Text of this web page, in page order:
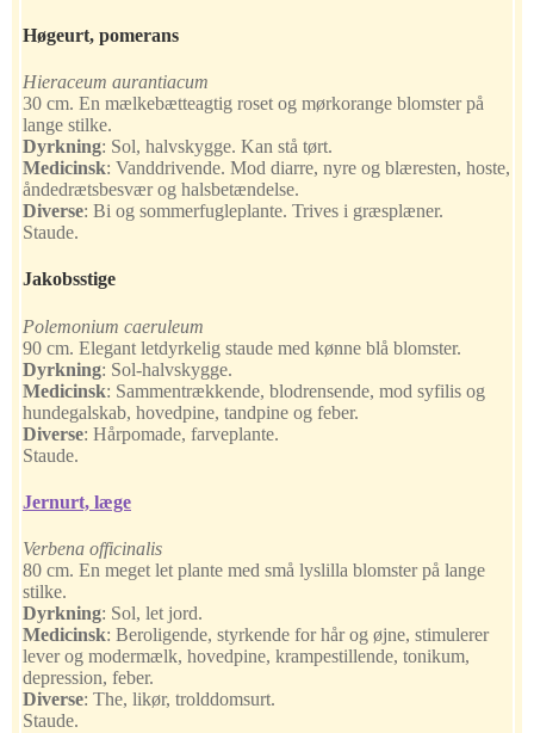
Høgeurt, pomerans
Hieraceum aurantiacum
30 cm. En mælkebætteagtig roset og mørkorange blomster på
lange stilke.
Dyrkning: Sol, halvskygge. Kan stå tørt.
Medicinsk: Vanddrivende. Mod diarre, nyre og blæresten, hoste,
åndedrætsbesvær og halsbetændelse.
Diverse: Bi og sommerfugleplante. Trives i græsplæner.
Staude.
Jakobsstige
Polemonium caeruleum
90 cm. Elegant letdyrkelig staude med kønne blå blomster.
Dyrkning: Sol-halvskygge.
Medicinsk: Sammentrækkende, blodrensende, mod syfilis og
hundegalskab, hovedpine, tandpine og feber.
Diverse: Hårpomade, farveplante.
Staude.
Jernurt, læge
Verbena officinalis
80 cm. En meget let plante med små lyslilla blomster på lange
stilke.
Dyrkning: Sol, let jord.
Medicinsk: Beroligende, styrkende for hår og øjne, stimulerer
lever og modermælk, hovedpine, krampestillende, tonikum,
depression, feber.
Diverse: The, likør, trolddomsurt.
Staude.